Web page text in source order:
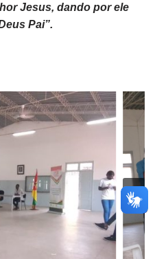
Jesus, dando por ele
Pai”.